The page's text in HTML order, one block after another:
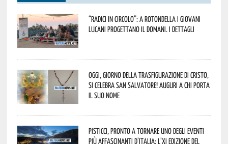
“Radici in Circolo”: a Rotondella i giovani
lucani progettano il domani. I dettagli
Oggi, giorno della Trasfigurazione di Cristo,
si celebra San Salvatore! Auguri a chi porta
il suo nome
Pisticci, pronto a tornare uno degli eventi
più affascinanti d’Italia: l’XI edizione del